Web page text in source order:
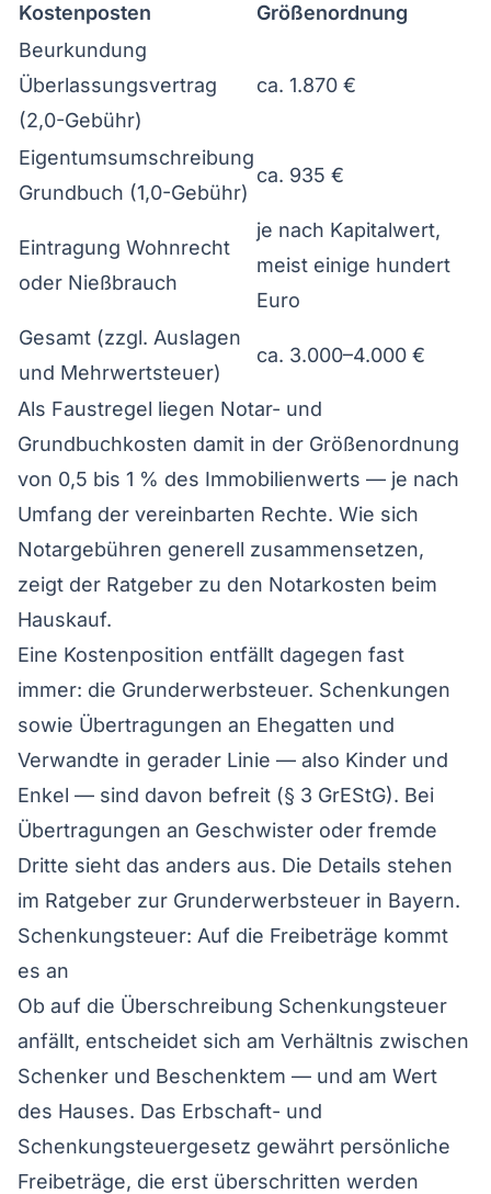
Kostenposten
Größenordnung
Beurkundung
Überlassungsvertrag
(2,0-Gebühr)
ca. 1.870 €
Eigentumsumschreibung
Grundbuch (1,0-Gebühr)
ca. 935 €
Eintragung Wohnrecht
oder Nießbrauch
je nach Kapitalwert,
meist einige hundert
Euro
Gesamt (zzgl. Auslagen
und Mehrwertsteuer)
ca. 3.000–4.000 €
Als Faustregel liegen Notar- und
Grundbuchkosten damit in der Größenordnung
von 0,5 bis 1 % des Immobilienwerts — je nach
Umfang der vereinbarten Rechte. Wie sich
Notargebühren generell zusammensetzen,
zeigt der Ratgeber zu den Notarkosten beim
Hauskauf.
Eine Kostenposition entfällt dagegen fast
immer: die Grunderwerbsteuer. Schenkungen
sowie Übertragungen an Ehegatten und
Verwandte in gerader Linie — also Kinder und
Enkel — sind davon befreit (§ 3 GrEStG). Bei
Übertragungen an Geschwister oder fremde
Dritte sieht das anders aus. Die Details stehen
im Ratgeber zur Grunderwerbsteuer in Bayern.
Schenkungsteuer: Auf die Freibeträge kommt
es an
Ob auf die Überschreibung Schenkungsteuer
anfällt, entscheidet sich am Verhältnis zwischen
Schenker und Beschenktem — und am Wert
des Hauses. Das Erbschaft- und
Schenkungsteuergesetz gewährt persönliche
Freibeträge, die erst überschritten werden